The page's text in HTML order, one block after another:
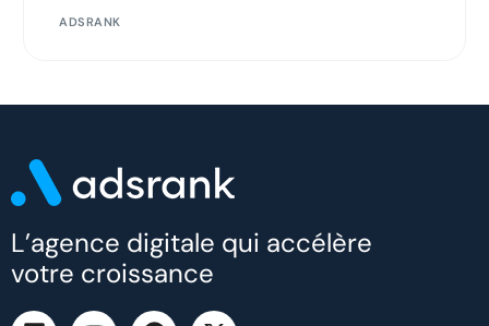
ADSRANK
L’agence digitale qui accélère
votre croissance